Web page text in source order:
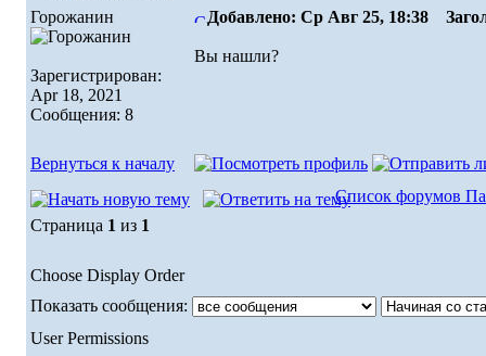
Горожанин
Зарегистрирован:
Apr 18, 2021
Сообщения: 8
Добавлено: Ср Авг 25, 18:38
Вы нашли?
Вернуться к началу
Список форумов
Страница 1 из 1
Choose Display Order
Показать сообщения:
User Permissions